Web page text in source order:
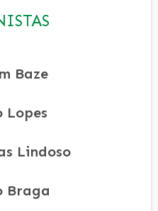
Baze
Lopes
Lindoso
Braga